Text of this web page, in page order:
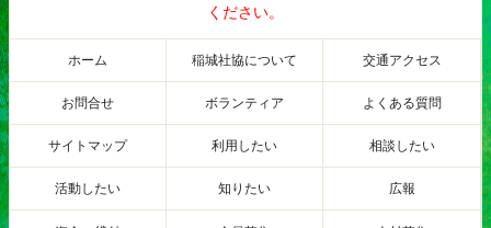
ください。
ホーム 稲城社協について 交通アクセス
お問合せ ボランティア よくある質問
サイトマップ 利用したい 相談したい
活動したい 知りたい 広報